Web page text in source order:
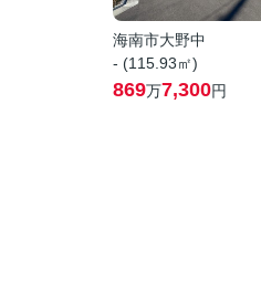
海南市大野中
- (115.93㎡)
869万7,300円